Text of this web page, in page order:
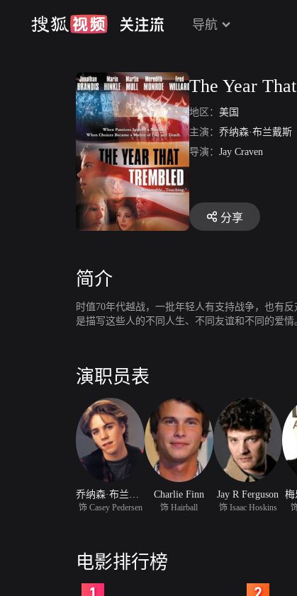
导航
The Year
地区： 美国
主演： 乔纳森·布兰戴斯
导演： Jay Craven
分享
简介
时值70年代越战，一批年轻人有支持战争，也有
是描写这些人的不同人生、不同友谊和不同的爱情
演职员表
饰 Casey Pedersen
Charlie Finn
饰 Hairball
Jay R Ferguson
饰 Isaac Hoskins
梅
电影排行榜